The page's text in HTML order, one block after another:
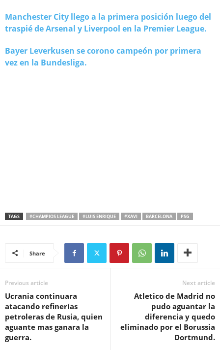
Manchester City llego a la primera posición luego del
traspié de Arsenal y Liverpool en la Premier League.
Bayer Leverkusen se corono campeón por primera
vez en la Bundesliga.
TAGS #CHAMPIOS LEAGUE #LUIS ENRIQUE #XAVI BARCELONA PSG
Share
Previous article
Ucrania continuara
atacando refinerías
petroleras de Rusia, quien
aguante mas ganara la
guerra.
Next article
Atletico de Madrid no
pudo aguantar la
diferencia y quedo
eliminado por el Borussia
Dortmund.